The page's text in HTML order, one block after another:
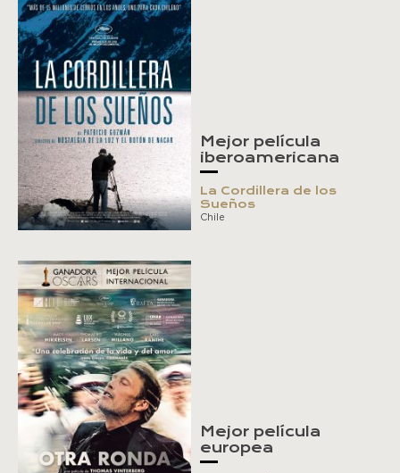
Mejor película
iberoamericana
La Cordillera de los
Sueños
Chile
Mejor película
europea